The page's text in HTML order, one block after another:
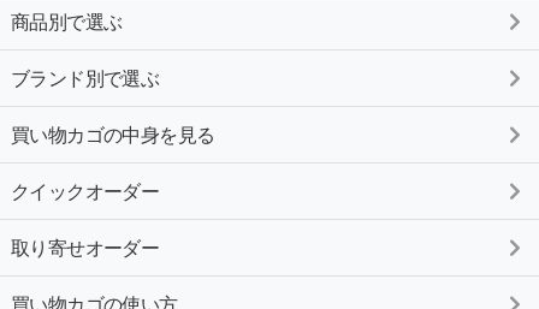
商品別で選ぶ
ブランド別で選ぶ
買い物カゴの中身を見る
クイックオーダー
取り寄せオーダー
買い物カゴの使い方